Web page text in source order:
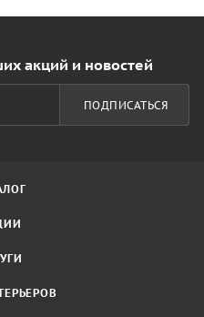
акций и новостей
ПОДПИСАТЬСЯ